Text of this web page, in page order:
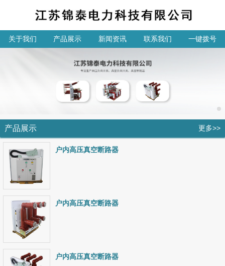
关于我们 产品展示 新闻资讯 联系我们 一键拨号
产品展示 更多>>
户内高压真空断路器
户内高压真空断路器
户内高压真空断路器